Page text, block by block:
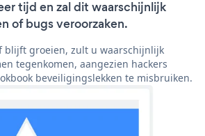
tijd en zal dit waarschijnlijk
of bugs veroorzaken.
blijft groeien, zult u waarschijnlijk
tegenkomen, aangezien hackers
beveiligingslekken te misbruiken.